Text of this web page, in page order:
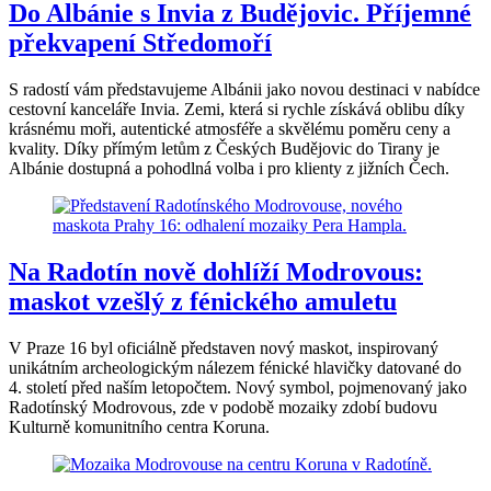
Do Albánie s Invia z Budějovic. Příjemné
překvapení Středomoří
S radostí vám představujeme Albánii jako novou destinaci v nabídce
cestovní kanceláře Invia. Zemi, která si rychle získává oblibu díky
krásnému moři, autentické atmosféře a skvělému poměru ceny a
kvality. Díky přímým letům z Českých Budějovic do Tirany je
Albánie dostupná a pohodlná volba i pro klienty z jižních Čech.
Na Radotín nově dohlíží Modrovous:
maskot vzešlý z fénického amuletu
V Praze 16 byl oficiálně představen nový maskot, inspirovaný
unikátním archeologickým nálezem fénické hlavičky datované do
4. století před naším letopočtem. Nový symbol, pojmenovaný jako
Radotínský Modrovous, zde v podobě mozaiky zdobí budovu
Kulturně komunitního centra Koruna.